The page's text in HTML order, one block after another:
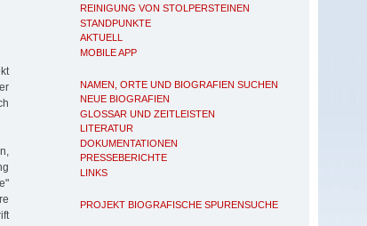
REINIGUNG VON STOLPERSTEINEN
STANDPUNKTE
AKTUELL
MOBILE APP
NAMEN, ORTE UND BIOGRAFIEN SUCHEN
NEUE BIOGRAFIEN
GLOSSAR UND ZEITLEISTEN
LITERATUR
DOKUMENTATIONEN
PRESSEBERICHTE
LINKS
PROJEKT BIOGRAFISCHE SPURENSUCHE